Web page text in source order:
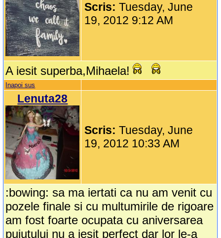
Scris:Tuesday, June
19, 2012 9:12 AM
A iesit superba,Mihaela!
Inapoi sus
Lenuta28
Scris:Tuesday, June
19, 2012 10:33 AM
:bowing: sa ma iertati ca nu am venit cu
pozele finale si cu multumirile de rigoare
am fost foarte ocupata cu aniversarea
puiutului nu a iesit perfect dar lor le-a